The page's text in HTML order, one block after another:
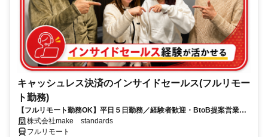
キャッシュレス決済のインサイドセールス(フルリモー
ト勤務)
【フルリモート勤務OK】平日５日勤務／経験者歓迎・BtoB提案営業で
スキルアップ
株式会社make standards
フルリモート